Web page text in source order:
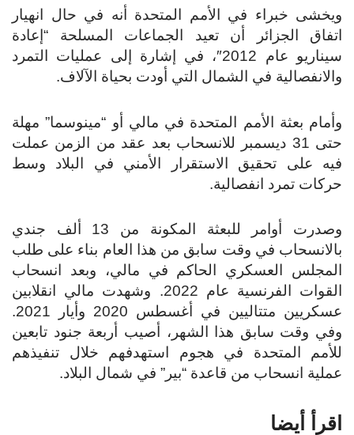
ويخشى خبراء في الأمم المتحدة أنه في حال انهيار
اتفاق الجزائر أن تعيد الجماعات المسلحة “إعادة
سيناريو عام 2012″، في إشارة إلى عمليات التمرد
والانفصالية في الشمال التي أودت بحياة الآلاف.
وأمام بعثة الأمم المتحدة في مالي أو “مينوسما” مهلة
حتى 31 ديسمبر للانسحاب بعد عقد من الزمن عملت
فيه على تحقيق الاستقرار الأمني في البلاد وسط
حركات تمرد انفصالية.
وصدرت أوامر للبعثة المكونة من 13 ألف جندي
بالانسحاب في وقت سابق من هذا العام بناء على طلب
المجلس العسكري الحاكم في مالي، وبعد انسحاب
القوات الفرنسية عام 2022. وشهدت مالي انقلابين
عسكريين متتاليين في أغسطس 2020 وأيار 2021.
وفي وقت سابق هذا الشهر، أصيب أربعة جنود تابعين
للأمم المتحدة في هجوم استهدفهم خلال تنفيذهم
عملية انسحاب من قاعدة “بير” في شمال البلاد.
اقرأ أيضا